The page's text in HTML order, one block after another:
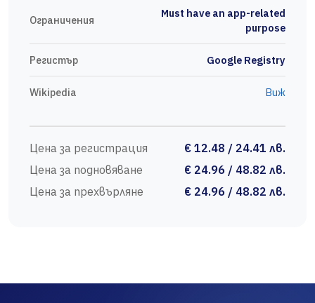
Ограничения
Must have an app-related
purpose
Регистър Google Registry
Wikipedia Виж
Цена за регистрация
€ 12.48 / 24.41 лв.
Цена за подновяване
€ 24.96 / 48.82 лв.
Цена за прехвърляне
€ 24.96 / 48.82 лв.